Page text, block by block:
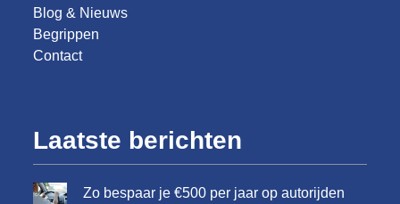
Blog & Nieuws
Begrippen
Contact
Laatste berichten
Zo bespaar je €500 per jaar op autorijden